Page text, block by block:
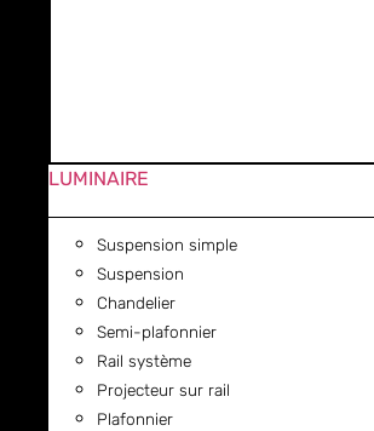
LUMINAIRE
Suspension simple
Suspension
Chandelier
Semi-plafonnier
Rail système
Projecteur sur rail
Plafonnier